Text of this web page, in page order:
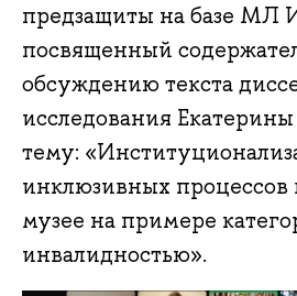
предзащиты на базе МЛ
посвященный
обсуждению текста
исследования
тему:
инклюзивных
музее на примере
инвалидностью».